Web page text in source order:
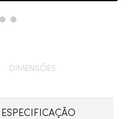
DIMENSÕES
ESPECIFICAÇÃO